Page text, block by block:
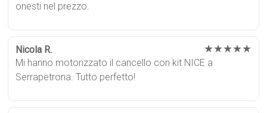
onesti nel prezzo.
Nicola R. ★★★★★
Mi hanno motorizzato il cancello con kit NICE a
Serrapetrona. Tutto perfetto!